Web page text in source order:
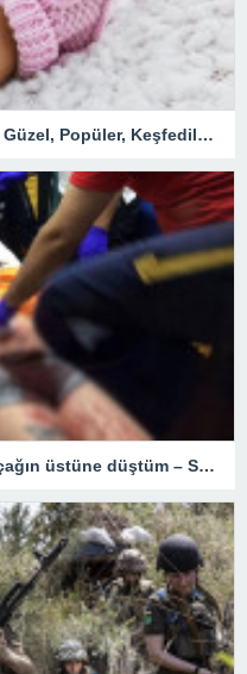
Kız İsimleri 2023 – A’dan Z’ye En Güzel, Popüler, Keşfedilmemiş, Nadir, Yeni, Değişik, Kozmik, Enteresan, Kız Çocuk İsimleri ve Anlamları
Kanlar içinde bulunan kadın: Bıçağın üstüne düştüm – Son Dakika Türkiye Haberleri